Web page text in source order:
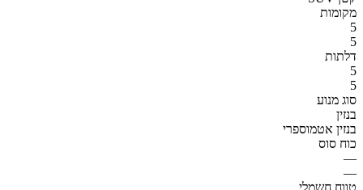
מקומות
5
5
דלתות
5
5
סוג מנוע
בנזין
בנזין אטמוספרי
כוח סוס
—
—
טווח חשמלי